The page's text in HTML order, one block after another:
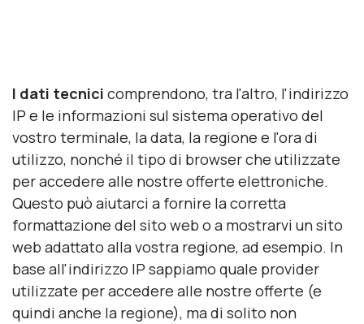
I dati tecnici comprendono, tra l'altro, l'indirizzo
IP e le informazioni sul sistema operativo del
vostro terminale, la data, la regione e l'ora di
utilizzo, nonché il tipo di browser che utilizzate
per accedere alle nostre offerte elettroniche.
Questo può aiutarci a fornire la corretta
formattazione del sito web o a mostrarvi un sito
web adattato alla vostra regione, ad esempio. In
base all'indirizzo IP sappiamo quale provider
utilizzate per accedere alle nostre offerte (e
quindi anche la regione), ma di solito non